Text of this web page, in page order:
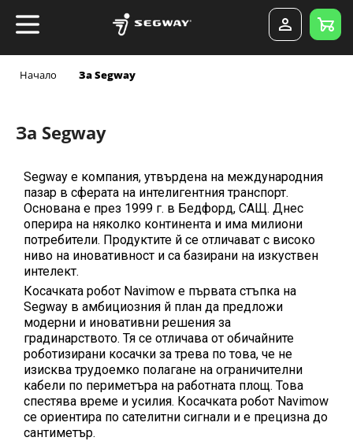
Начало За Segway
За Segway
Segway е компания, утвърдена на международния
пазар в сферата на интелигентния транспорт.
Основана е през 1999 г. в Бедфорд, САЩ. Днес
оперира на няколко континента и има милиони
потребители. Продуктите й се отличават с високо
ниво на иновативност и са базирани на изкуствен
интелект.
Косачката робот Navimow е първата стъпка на
Segway в амбициозния й план да предложи
модерни и иновативни решения за
градинарството. Тя се отличава от обичайните
роботизирани косачки за трева по това, че не
изисква трудоемко полагане на ограничителни
кабели по периметъра на работната площ. Това
спестява време и усилия. Косачката робот Navimow
се ориентира по сателитни сигнали и е прецизна до
сантиметър.